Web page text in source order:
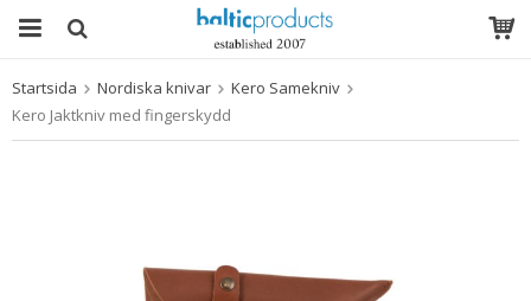
Produkten har blivit tillagd i varukorgen
Startsida Nordiska knivar
Kero Samekniv
Kero Jaktkniv med fingerskydd